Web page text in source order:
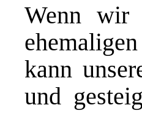
Wenn wir
kann
und